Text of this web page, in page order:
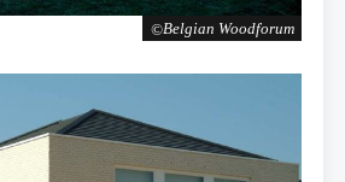
Belgian Woodforum